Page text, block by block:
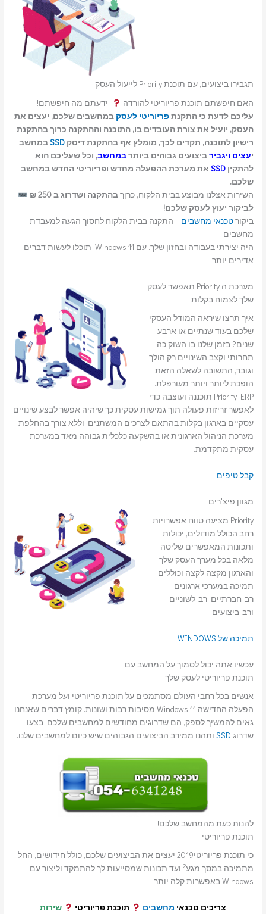
תגבירו ביצועים, עם תוכנת Priority לייעול העסק
האם חיפשתם תוכנת פריוריטי להורדה
ידעתם מה חיפשתם!
עליכם לדעת כי התקנתפריוריטי לעסקבמחשבים שלכם, יעצים את
העסק, יועיל את צורת העובדים בו, התוכנה וההתקנה כרוך בהתקנת
רישיון לתוכנה, תקדים לכך, מומלץ אף בהתקנת דיסקSSDבמחשב
יעצים ויגבירביצועים גבוהים ביותרבמחשב, וכל שעליכם הוא
להתקיןSSD את מערכת ההפעלה מחדש ופריוריטי החדש במחשב
שלכם.
השירות אצלנו מבוצע בבית הלקוח, כרןךבהתקנה ושדרוג ב 250 ₪
לביקור יעוץ לעסק שלכם!
ביקורטכנאי מחשבים – התקנה בבית הלקוח לחסוך הגעה למעבדת
מחשבים
היה יצירתי בעבודה ובחזון שלך. עם Windows 11, תוכלו לעשות דברים
אדירים יותר.
מערכת ה Priority תאפשר לעסק
שלך לצמוח בקלות
איך תרצו שיראה המודל העסקי
שלכם בעוד שנתיים או ארבע
שנים? בזמן שלנו בו השוק כה
תחרותי וקצב השינויים רק הולך
וגובר, התשובה לשאלה הזאת
הופכת ליותר ויותר מעורפלת.
Priority ERP תוכננה ועוצבה כדי
לאפשר זריזות פעולה תוך גמישות עסקית כך שיהיה אפשר לבצע שינויים
עסקיים בארגון בקלות בהתאם לצרכים המשתנים, וללא צורך בהחלפת
מערכת הניהול הארגונית או בהשקעה כלכלית גבוהה מאד במערכת
עסקית מתקדמת.
קבל טיפים
מגוון פיצ'רים
Priority מציעה טווח אפשרויות
רחב הכולל מודולים, יכולות
ותכונות המאפשרים שליטה
מלאה בכל מערך העסק שלך
והארגון מקצה לקצה וכוללים
תמיכה במערכי ארגונים
רב-חברתיים, רב-לשוניים
ורב-ביצועים.
תמיכה של WINDOWS
עכשיו אתה יכול לסמוך על המחשב עם
תוכנת פריוריטי לעסק שלך
אנשים בכל רחבי העולם מסתמכים על תוכנת פריוריטי ועל מערכת
הפעלה החדישה Windows 11 מסיבות רבות ושונות. קומץ דברים שאנחנו
גאים להמשיך לספק, הם שדרוגים מחודשים למחשבים שלכם, בצעו
שדרוג SSD ותהנו ממירב הביצועים הגבוהים שיש כיום למחשבים שלנו.
להנות כעת מהמחשב שלכם!
תוכנת פריוריטי
כי תוכנת פריוריטי2019 יעצים את הביצועים שלכם, כולל חידושים, החל
מתמיכה במסך מגע2 ועד תכונות שמסייעות לך להתמקד וליצור עם
Windows.באפשרות קלה יותר.
צריכים טכנאי מחשבים תוכנת פריוריטי
שירות